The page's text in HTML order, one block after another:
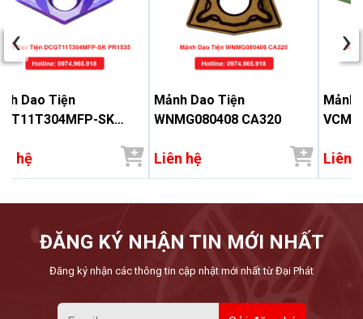
Dao Tiện
SK
hệ
Mảnh Dao Tiện
WNMG080408 CA320
Liên hệ
Mảnh
Liên
‹ ›
ĐĂNG KÝ NHẬN TIN MỚI NHẤT
Đăng ký nhận các thông tin cập nhật mới nhất từ Đại Phát